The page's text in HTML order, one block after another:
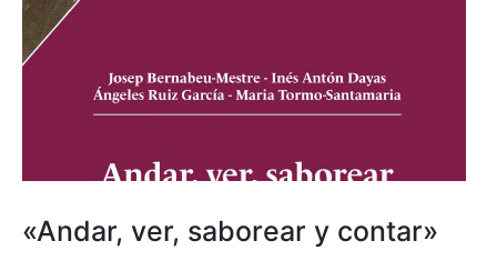
«Andar, ver, saborear y contar»